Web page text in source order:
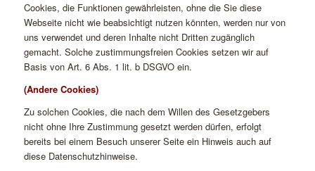
Cookies, die Funktionen gewährleisten, ohne die Sie diese
Webseite nicht wie beabsichtigt nutzen könnten, werden nur von
uns verwendet und deren Inhalte nicht Dritten zugänglich
gemacht. Solche zustimmungsfreien Cookies setzen wir auf
Basis von Art. 6 Abs. 1 lit. b DSGVO ein.
(Andere Cookies)
Zu solchen Cookies, die nach dem Willen des Gesetzgebers
nicht ohne Ihre Zustimmung gesetzt werden dürfen, erfolgt
bereits bei einem Besuch unserer Seite ein Hinweis auch auf
diese Datenschutzhinweise.